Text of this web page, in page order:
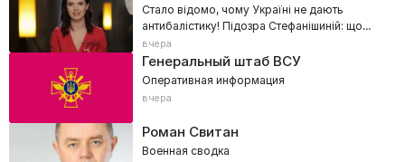
Стало відомо, чому Україні не дають
антибалістику! Підозра Стефанішиній: що
сталося в суді?
вчера
Генеральный штаб ВСУ
Оперативная информация
вчера
Роман Свитан
Военная сводка